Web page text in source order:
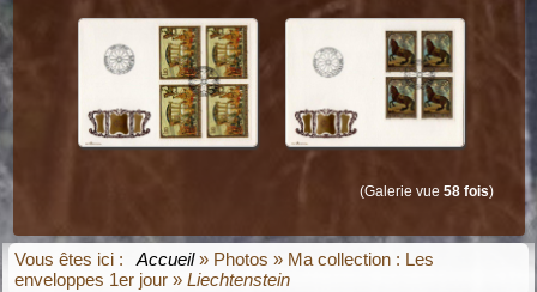
(Galerie vue 58 fois)
Vous êtes ici : Accueil» Photos » Ma collection : Les
enveloppes 1er jour » Liechtenstein